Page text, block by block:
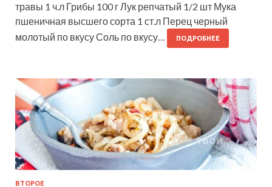
травы 1 ч.л Грибы 100 г Лук репчатый 1/2 шт Мука
пшеничная высшего сорта 1 ст.л Перец черный
молотый по вкусу Соль по вкусу…
ПОДРОБНЕЕ
ВТОРОЕ